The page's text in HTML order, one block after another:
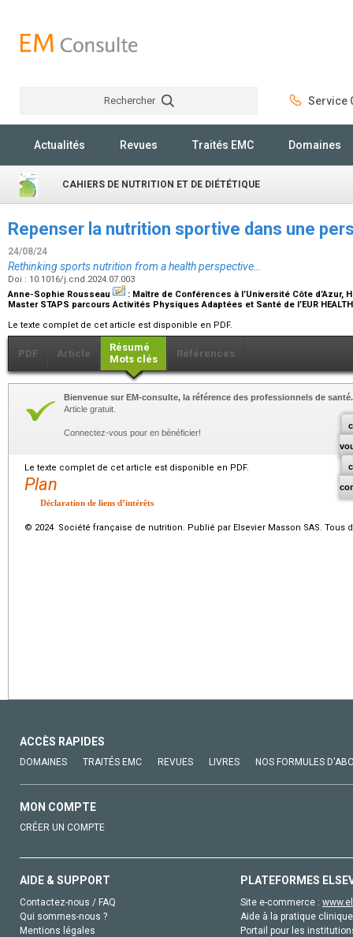
Rechercher Service
Actualités Revues Traités EMC Domaines
CAHIERS DE NUTRITION ET DE DIÉTÉTIQUE
Repenser la nutrition sportive dans une
24/08/24
Rethinking sports nutrition from a health perspective…
Doi : 10.1016/j.cnd.2024.07.003
Anne-Sophie Rousseau
: Maître de Conférences à l’Université Côte
Master STAPS parcours Activités Physiques Adaptées et Santé de l’EUR
Le texte complet de cet article est disponible en PDF.
PDF Article
Résumé
Mots clés
Références
Bienvenue sur EM-consulte, la référence des professionnels de santé.
Article gratuit.
Connectez-vous pour en bénéficier!
Le texte complet de cet article est disponible en PDF.
Plan
Déclaration de liens d’intérêts
© 2024 Société française de nutrition. Publié par Elsevier Masson SAS. Tous
ACCÈS RAPIDES
DOMAINES TRAITÉS EMC REVUES LIVRES NOS FORMULES
MON COMPTE
CRÉER UN COMPTE
AIDE & SUPPORT
Contactez-nous / FAQ
Qui sommes-nous ?
Mentions légales
PLATEFORMES
Site e-commerce :
Aide à la pratique
Portail pour les